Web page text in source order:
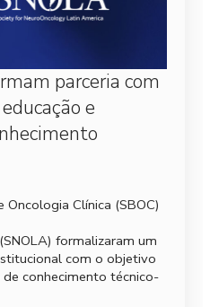
parceria com
e
Clínica (SBOC)
formalizaram um
com o objetivo
conhecimento técnico-